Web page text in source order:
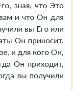
зная, что Это
и что Он для
вы Его или
Он приносит.
и для кого Он,
Он приходит,
вы получили